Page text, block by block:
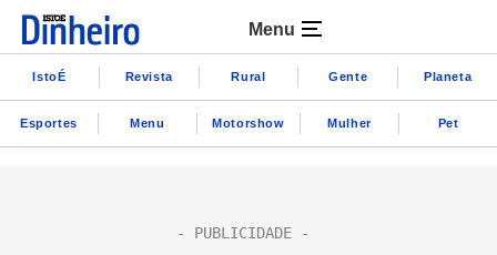
Menu
IstoÉ Revista Rural Gente Planeta
Esportes Menu Motorshow Mulher Pet